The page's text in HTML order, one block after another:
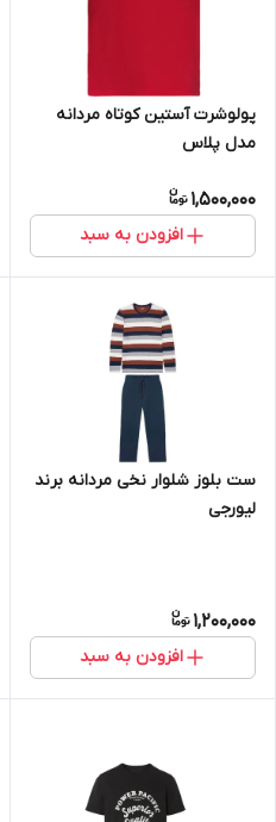
پولوشرت آستین کوتاه مردانه
مدل پلاس
1,500,000
افزودن به سبد
ست بلوز شلوار نخی مردانه برند
لیورجی
1,200,000
افزودن به سبد